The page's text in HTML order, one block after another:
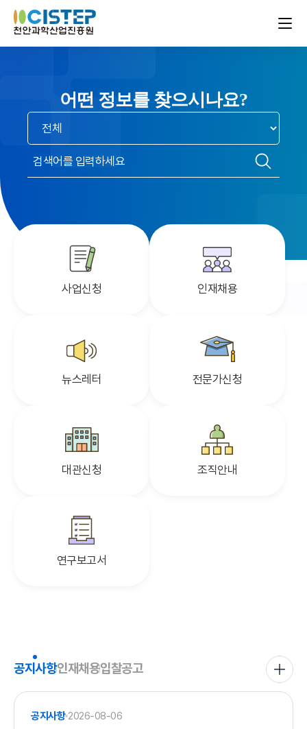
어떤 정보를 찾으시나요?
검색
범위
선택
입력
검색
사업신청 인재채용
뉴스레터 전문가신청
대관신청 조직안내
연구보고서
공지사항인재채용입찰공고
공지사항 2026-08-06
공지사항
전체보기